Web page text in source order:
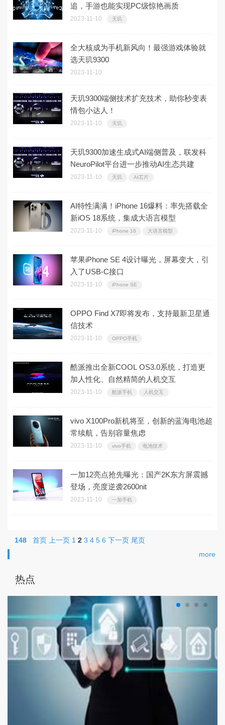
追，手游也能实现PC级惊艳画质
2023-11-10 天玑
全大核成为手机新风向！最强游戏体验就
选天玑9300
2023-11-10
天玑9300端侧技术扩充技术，助你秒变表
情包小达人！
2023-11-10 天玑
天玑9300加速生成式AI端侧普及，联发科
NeuroPilot平台进一步推动AI生态共建
2023-11-10 天玑 AI芯片
AI特性满满！iPhone 16爆料：率先搭载全
新iOS 18系统，集成大语言模型
2023-11-10 iPhone 16 大语言模型
苹果iPhone SE 4设计曝光，屏幕变大，引
入了USB-C接口
2023-11-10 iPhone SE
OPPO Find X7即将发布，支持最新卫星通
信技术
2023-11-10 OPPO手机
酷派推出全新COOL OS3.0系统，打造更
加人性化、自然精简的人机交互
2023-11-10 酷派手机 人机交互
vivo X100Pro新机将至，创新的蓝海电池超
常续航，告别容量焦虑
2023-11-10 vivo手机 电池技术
一加12亮点抢先曝光：国产2K东方屏震撼
登场，亮度逆袭2600nit
2023-11-10 一加手机
148 首页 上一页 1 2 3 4 5 6 下一页 尾页
热点
more